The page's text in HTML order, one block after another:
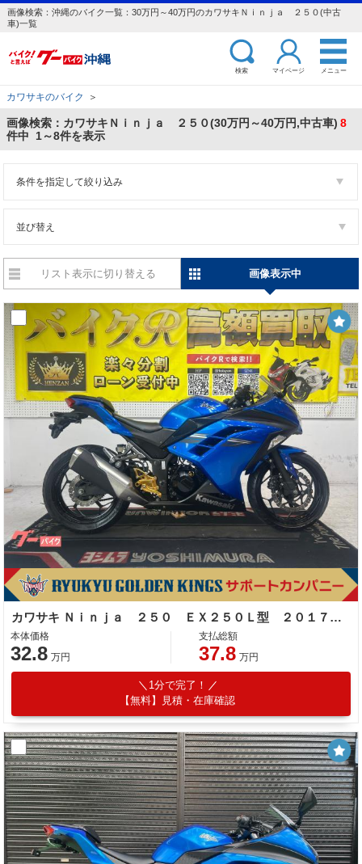
画像検索：沖縄のバイク一覧：30万円～40万円のカワサキＮｉｎｊａ ２５０(中古
車)一覧
検索 マイページ メニュー
カワサキのバイク ＞
画像検索：カワサキＮｉｎｊａ ２５０(30万円～40万円,中古車) 8
件中 1～8件を表示
条件を指定して絞り込み
並び替え
リスト表示に切り替える 画像表示中
カワサキ Ｎｉｎｊａ ２５０ ＥＸ２５０Ｌ型 ２０１７年モデル 社外レバー マルチバー バーエンド ＥＴＣ
本体価格
32.8 万円
支払総額
37.8 万円
1分で完了！
【無料】見積・在庫確認